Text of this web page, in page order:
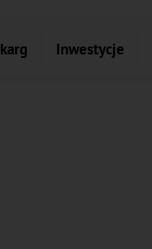
Inwestycje